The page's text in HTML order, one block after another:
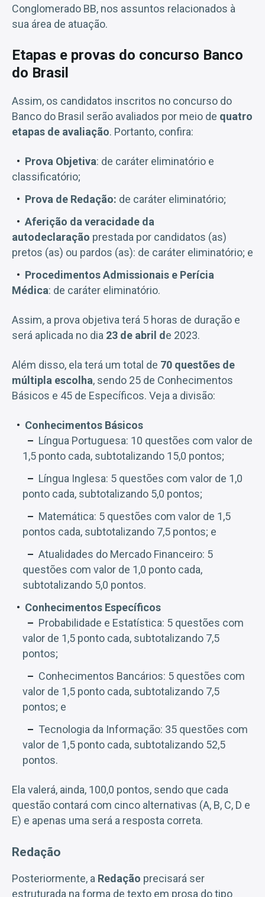
Conglomerado BB, nos assuntos relacionados à
sua área de atuação.
Etapas e provas do concurso Banco
do Brasil
Assim, os candidatos inscritos no concurso do
Banco do Brasil serão avaliados por meio de quatro
etapas de avaliação. Portanto, confira:
Prova Objetiva: de caráter eliminatório e
classificatório;
Prova de Redação: de caráter eliminatório;
Aferição da veracidade da
autodeclaração prestada por candidatos (as)
pretos (as) ou pardos (as): de caráter eliminatório; e
Procedimentos Admissionais e Perícia
Médica: de caráter eliminatório.
Assim, a prova objetiva terá 5 horas de duração e
será aplicada no dia 23 de abril d e 2023.
Além disso, ela terá um total de 70 questões de
múltipla escolha, sendo 25 de Conhecimentos
Básicos e 45 de Específicos. Veja a divisão:
Conhecimentos Básicos
Língua Portuguesa: 10 questões com valor de
1,5 ponto cada, subtotalizando 15,0 pontos;
Língua Inglesa: 5 questões com valor de 1,0
ponto cada, subtotalizando 5,0 pontos;
Matemática: 5 questões com valor de 1,5
pontos cada, subtotalizando 7,5 pontos; e
Atualidades do Mercado Financeiro: 5
questões com valor de 1,0 ponto cada,
subtotalizando 5,0 pontos.
Conhecimentos Específicos
Probabilidade e Estatística: 5 questões com
valor de 1,5 ponto cada, subtotalizando 7,5
pontos;
Conhecimentos Bancários: 5 questões com
valor de 1,5 ponto cada, subtotalizando 7,5
pontos; e
Tecnologia da Informação: 35 questões com
valor de 1,5 ponto cada, subtotalizando 52,5
pontos.
Ela valerá, ainda, 100,0 pontos, sendo que cada
questão contará com cinco alternativas (A, B, C, D e
E) e apenas uma será a resposta correta.
Redação
Posteriormente, a Redação precisará ser
estruturada na forma de texto em prosa do tipo